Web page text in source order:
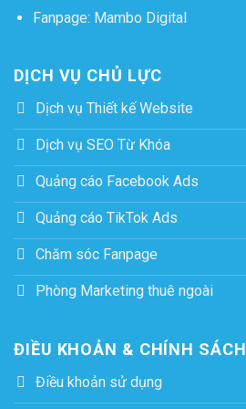
Fanpage: Mambo Digital
DỊCH VỤ CHỦ LỰC
Dịch vụ Thiết kế Website
Dịch vụ SEO Từ Khóa
Quảng cáo Facebook Ads
Quảng cáo TikTok Ads
Chăm sóc Fanpage
Phòng Marketing thuê ngoài
ĐIỀU KHOẢN & CHÍNH SÁCH
Điều khoản sử dụng